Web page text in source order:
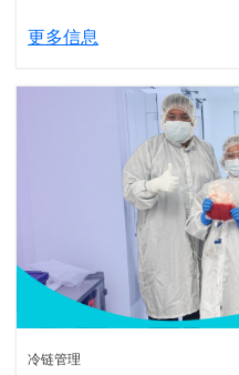
更多信息
冷链管理